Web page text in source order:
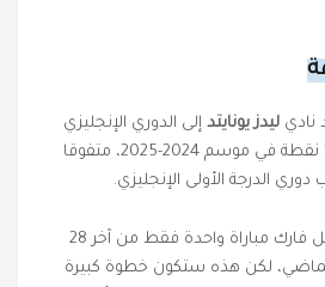
نادي ليدز يونايتد إلى الدوري الإنجليزي
الممتاز بعدما حصد 100 نقطة في موسم 2024-2025، متفوقا
الدرجة الأولى الإنجليزي.
وخسر فريق المدرب دانييل فارك مباراة واحدة فقط من آخر 28
لكن هذه ستكون خطوة كبيرة